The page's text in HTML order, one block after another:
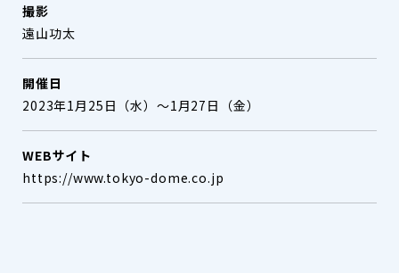
撮影
遠山功太
開催日
2023年1月25日（水）～1月27日（金）
WEBサイト
https://www.tokyo-dome.co.jp